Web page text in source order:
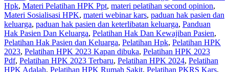
Hpk, Materi Pelatihan HPK Ppt, materi pelatihan second opinion,
Materi Sosialisasi HPK, materi webinar kars, paduan hak pasien dan
keluarga, paduan hak pasien dan keterlibatan keluarga, Panduan
Hak Pasien Dan Keluarga, Pelatihan Hak Dan Kewajiban Pasien,
Pelatihan Hak Pasien dan Keluarga, Pelatihan Hpk, Pelatihan HPK
2023, Pelatihan HPK 2023 Kapan dibuka, Pelatihan HPK 2023
Pdf, Pelatihan HPK 2023 Terbaru, Pelatihan HPK 2024, Pelatihan
HPK Adalah, Pelatihan HPK Rumah Sakit, Pelatihan PKRS Kars,